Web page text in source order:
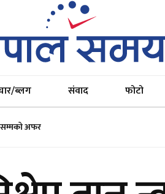
ब्लग संवाद फोटो
अफर